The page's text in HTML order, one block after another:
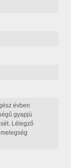
évben
gyapjú
Lélegző